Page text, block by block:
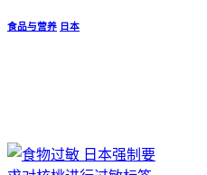
食品与营养 日本